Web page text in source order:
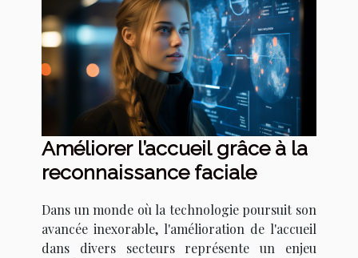
Améliorer l’accueil grâce à la
reconnaissance faciale
Dans un monde où la technologie poursuit son
avancée inexorable, l'amélioration de l'accueil
dans divers secteurs représente un enjeu